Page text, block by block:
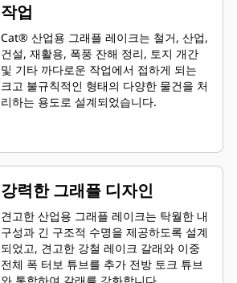
작업
Cat® 산업용 그래플 레이크는 철거, 산업,
건설, 재활용, 폭풍 잔해 정리, 토지 개간
및 기타 까다로운 작업에서 접하게 되는
크고 불규칙적인 형태의 다양한 물건을 처
리하는 용도로 설계되었습니다.
강력한 그래플 디자인
견고한 산업용 그래플 레이크는 탁월한 내
구성과 긴 구조적 수명을 제공하도록 설계
되었고, 견고한 강철 레이크 갈래와 이중
전체 폭 터보 튜브를 추가 전방 토크 튜브